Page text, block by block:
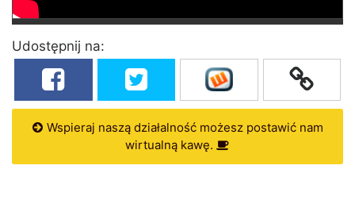
Udostępnij na:
Wspieraj naszą działalność możesz postawić nam
wirtualną kawę.